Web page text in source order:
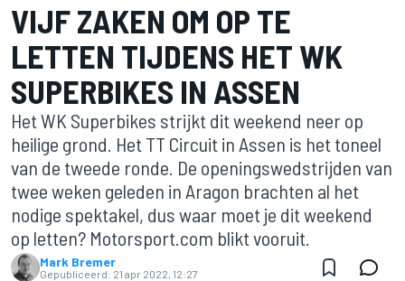
VIJF ZAKEN OM OP TE
LETTEN TIJDENS HET WK
SUPERBIKES IN ASSEN
Het WK Superbikes strijkt dit weekend neer op
heilige grond. Het TT Circuit in Assen is het toneel
van de tweede ronde. De openingswedstrijden van
twee weken geleden in Aragon brachten al het
nodige spektakel, dus waar moet je dit weekend
op letten? Motorsport.com blikt vooruit.
Mark Bremer
Gepubliceerd: 21 apr 2022, 12:27